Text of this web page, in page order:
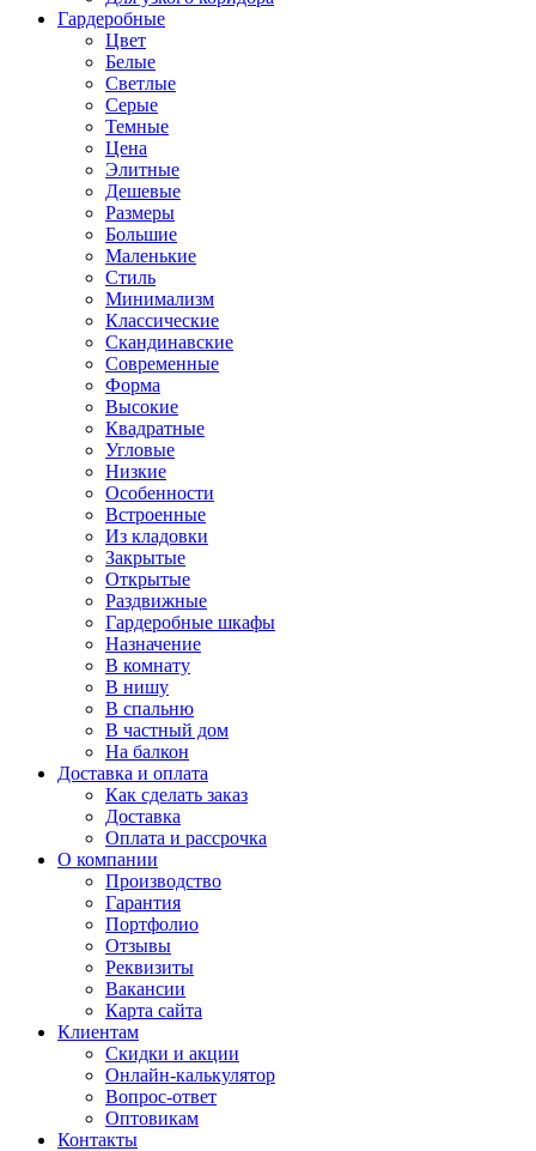
Гардеробные
Цвет
Белые
Светлые
Серые
Темные
Цена
Элитные
Дешевые
Размеры
Большие
Маленькие
Стиль
Минимализм
Классические
Скандинавские
Современные
Форма
Высокие
Квадратные
Угловые
Низкие
Особенности
Встроенные
Из кладовки
Закрытые
Открытые
Раздвижные
Гардеробные шкафы
Назначение
В комнату
В нишу
В спальню
В частный дом
На балкон
Доставка и оплата
Как сделать заказ
Доставка
Оплата и рассрочка
О компании
Производство
Гарантия
Портфолио
Отзывы
Реквизиты
Вакансии
Карта сайта
Клиентам
Скидки и акции
Онлайн-калькулятор
Вопрос-ответ
Оптовикам
Контакты